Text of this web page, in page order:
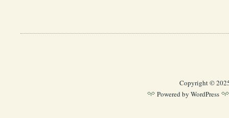
Copyright ©
Powered by WordPress